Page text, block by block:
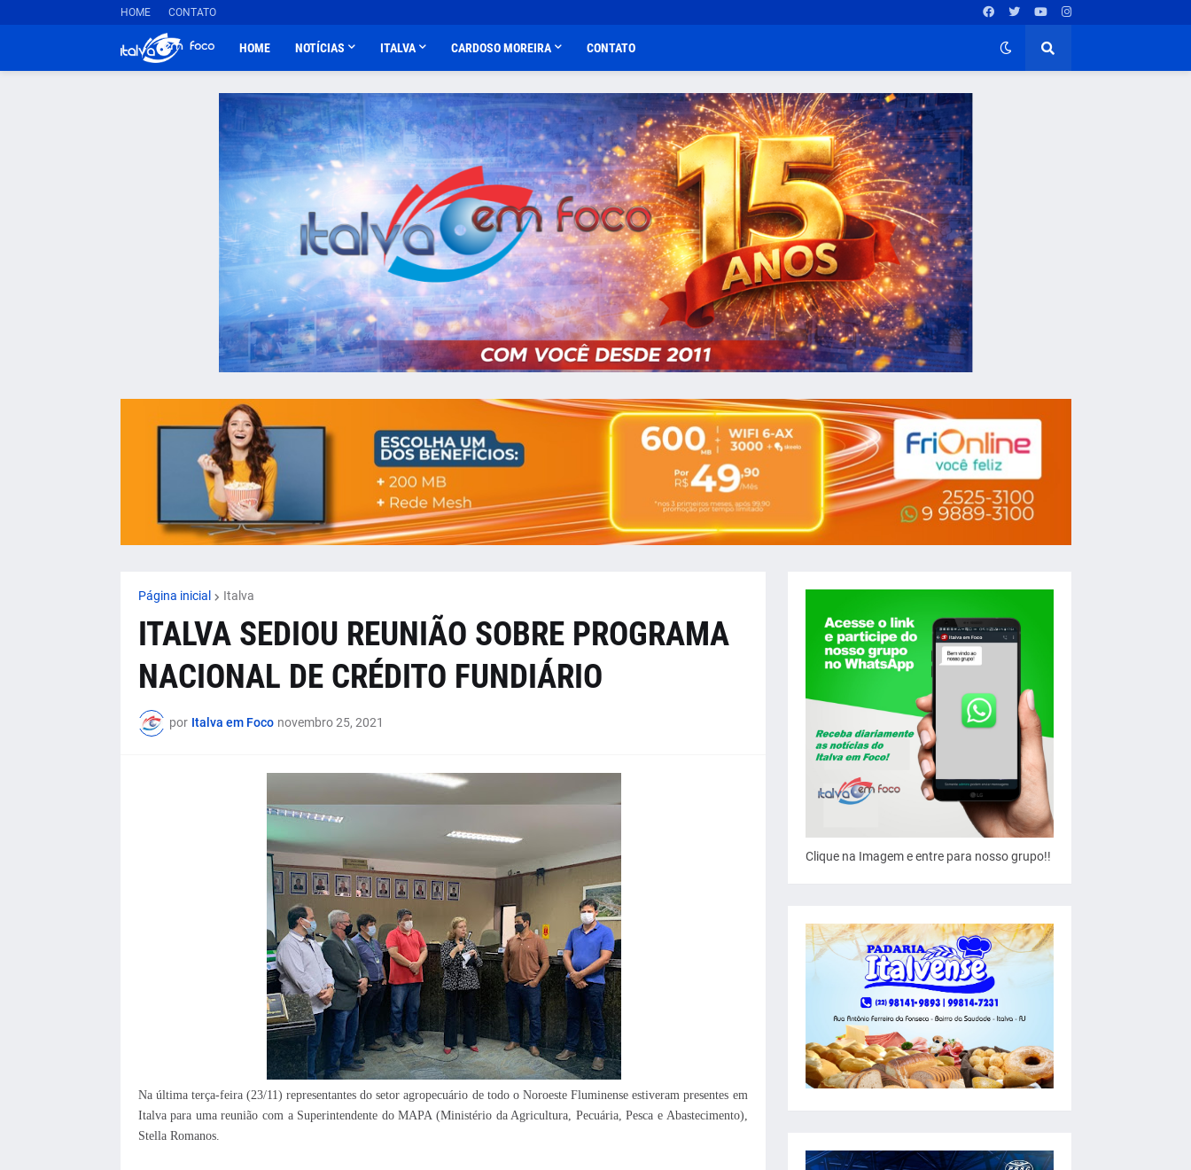
HOME CONTATO
HOME NOTÍCIAS ITALVA CARDOSO MOREIRA CONTATO
Página inicial Italva
ITALVA SEDIOU REUNIÃO SOBRE PROGRAMA
NACIONAL DE CRÉDITO FUNDIÁRIO
por Italva em Foco novembro 25, 2021
Na última terça-feira (23/11) representantes do setor agropecuário de todo o Noroeste Fluminense estiveram presentes em
Italva para uma reunião com a Superintendente do MAPA (Ministério da Agricultura, Pecuária, Pesca e Abastecimento),
Stella Romanos.
Clique na Imagem e entre para nosso grupo!!